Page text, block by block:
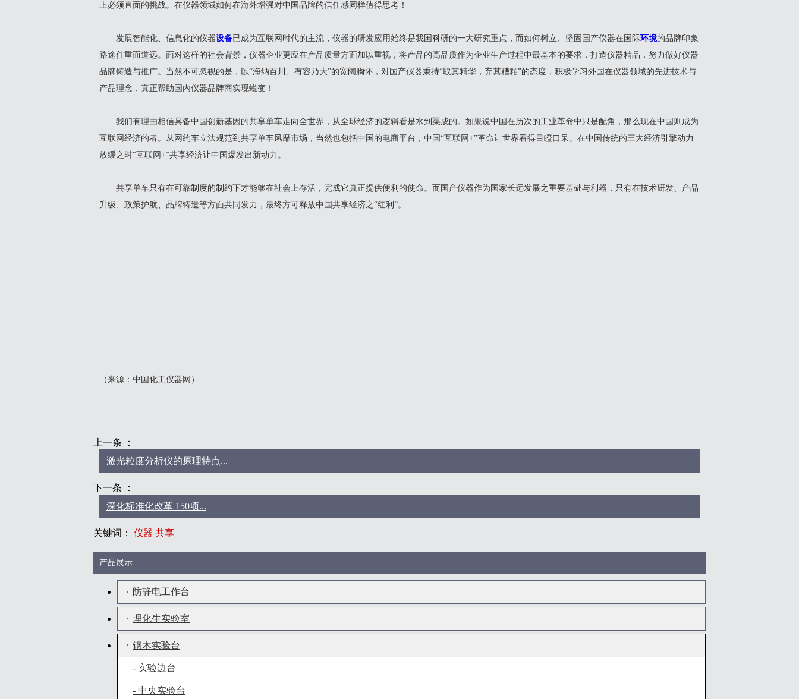
上必须直面的挑战。在仪器领域如何在海外增强对中国品牌的信任感同样值得思考！
发展智能化、信息化的仪器设备已成为互联网时代的主流，仪器的研发应用始终是我国科研的一大研究重点，而如何树立、坚固国产仪器在国际环境的品牌印象
路途任重而道远。面对这样的社会背景，仪器企业更应在产品质量方面加以重视，将产品的高品质作为企业生产过程中最基本的要求，打造仪器精品，努力做好仪器
品牌铸造与推广。当然不可忽视的是，以“海纳百川、有容乃大”的宽阔胸怀，对国产仪器秉持“取其精华，弃其糟粕”的态度，积极学习外国在仪器领域的先进技术与
产品理念，真正帮助国内仪器品牌商实现蜕变！
我们有理由相信具备中国创新基因的共享单车走向全世界，从全球经济的逻辑看是水到渠成的。如果说中国在历次的工业革命中只是配角，那么现在中国则成为
互联网经济的者。从网约车立法规范到共享单车风靡市场，当然也包括中国的电商平台，中国“互联网+”革命让世界看得目瞪口呆。在中国传统的三大经济引擎动力
放缓之时“互联网+”共享经济让中国爆发出新动力。
共享单车只有在可靠制度的制约下才能够在社会上存活，完成它真正提供便利的使命。而国产仪器作为国家长远发展之重要基础与利器，只有在技术研发、产品
升级、政策护航、品牌铸造等方面共同发力，最终方可释放中国共享经济之“红利”。
（来源：中国化工仪器网）
上一条 ：
激光粒度分析仪的原理特点...
下一条 ：
深化标准化改革 150项...
关键词： 仪器 共享
产品展示
防静电工作台
理化生实验室
钢木实验台
- 实验边台
- 中央实验台